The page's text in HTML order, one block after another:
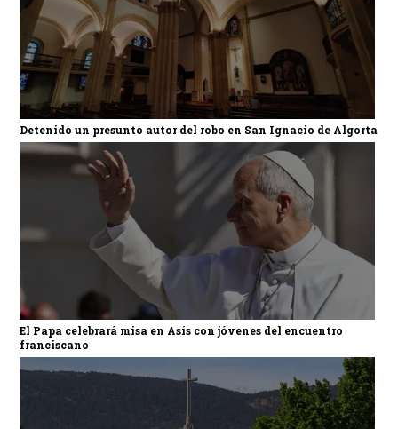
Detenido un presunto autor del robo en San Ignacio de Algorta
El Papa celebrará misa en Asís con jóvenes del encuentro
franciscano